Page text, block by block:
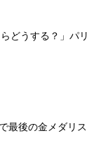
どうする？」パリ
最後の金メダリス